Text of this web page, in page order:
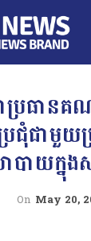
ប្រធាន
រជុំជាមួ
ាយក្នុងស
On May 20,